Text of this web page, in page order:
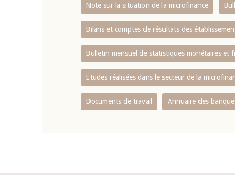
Note sur la situation de la microfinance
Bilans et comptes de résultats des
Bulletin mensuel de statistiques monétaires et
Etudes réalisées dans le secteur de la
Documents de travail Annuaire des